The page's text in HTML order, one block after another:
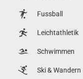
Fussball
Leichtathletik
Schwimmen
Ski & Wandern